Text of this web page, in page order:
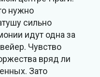
нужно
сильно
идут одна за
Чувство
вряд ли
Зато